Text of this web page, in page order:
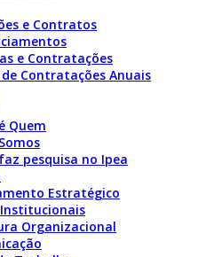
e Contratos
e Contratações
de Contratações Anuais
Quem
pesquisa no Ipea
Estratégico
Organizacional